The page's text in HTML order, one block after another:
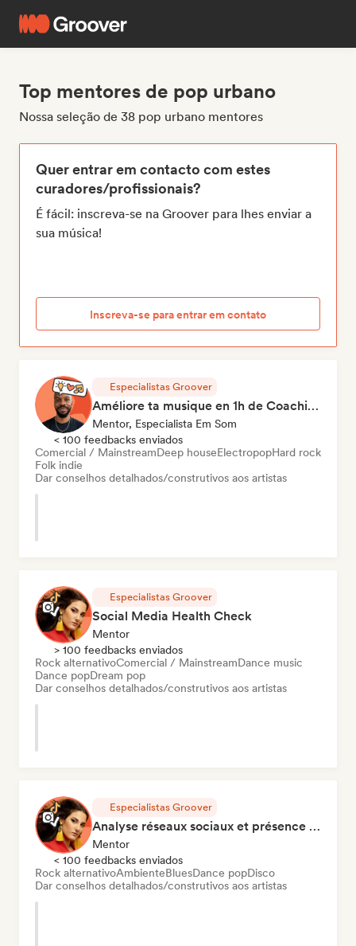
Top mentores de pop urbano
Nossa seleção de 38 pop urbano mentores
Quer entrar em contacto com estes
curadores/profissionais?
É fácil: inscreva-se na Groover para lhes enviar a
sua música!
Inscreva-se para entrar em contato
Especialistas Groover
Améliore ta musique en 1h de Coaching
Mentor, Especialista Em Som
< 100 feedbacks enviados
Comercial / MainstreamDeep houseElectropopHard rock
Folk indie
Dar conselhos detalhados/construtivos aos artistas
Especialistas Groover
Social Media Health Check
Mentor
> 100 feedbacks enviados
Rock alternativoComercial / MainstreamDance music
Dance popDream pop
Dar conselhos detalhados/construtivos aos artistas
Especialistas Groover
Analyse réseaux sociaux et présence en ligne
Mentor
< 100 feedbacks enviados
Rock alternativoAmbienteBluesDance popDisco
Dar conselhos detalhados/construtivos aos artistas